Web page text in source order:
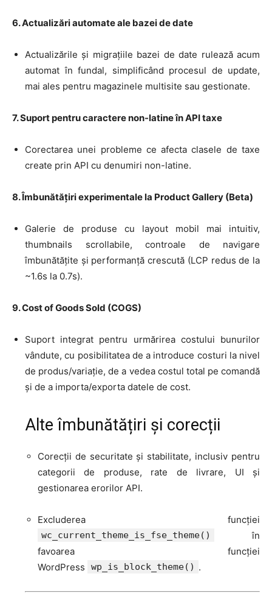
6. Actualizări automate ale bazei de date
Actualizările și migrațiile bazei de date rulează acum
automat în fundal, simplificând procesul de update,
mai ales pentru magazinele multisite sau gestionate.
7. Suport pentru caractere non-latine în API taxe
Corectarea unei probleme ce afecta clasele de taxe
create prin API cu denumiri non-latine.
8. Îmbunătățiri experimentale la Product Gallery (Beta)
Galerie de produse cu layout mobil mai intuitiv,
thumbnails scrollabile, controale de navigare
îmbunătățite și performanță crescută (LCP redus de la
~1.6s la 0.7s).
9. Cost of Goods Sold (COGS)
Suport integrat pentru urmărirea costului bunurilor
vândute, cu posibilitatea de a introduce costuri la nivel
de produs/variație, de a vedea costul total pe comandă
și de a importa/exporta datele de cost.
Alte îmbunătățiri și corecții
Corecții de securitate și stabilitate, inclusiv pentru
categorii de produse, rate de livrare, UI și
gestionarea erorilor API.
Excluderea funcției
wc_current_theme_is_fse_theme()
în
favoarea funcției
WordPress
wp_is_block_theme() .